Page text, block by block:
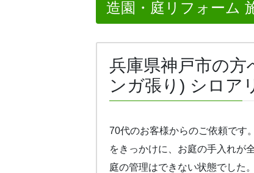
造園・庭リフォーム
兵庫県神戸市の方
ンガ張り) シロア
70代のお客様からのご依頼です
をきっかけに、お庭の手入れが
庭の管理はできない状態でした